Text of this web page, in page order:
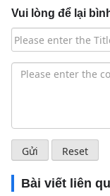
Vui lòng để lại
Bài viết liên